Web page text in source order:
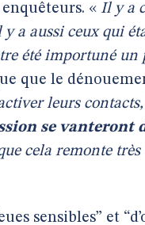
« Il y a
a aussi ceux qui
été importuné un
que le
leurs
se
cela remonte
sensibles” et